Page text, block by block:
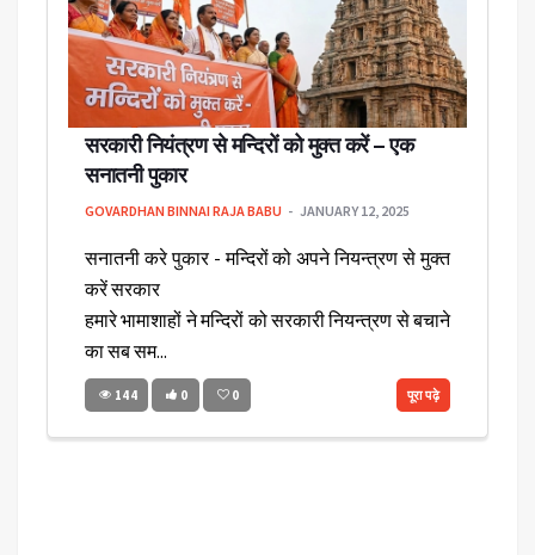
सरकारी नियंत्रण से मन्दिरों को मुक्त करें – एक
सनातनी पुकार
GOVARDHAN BINNAI RAJA BABU JANUARY 12, 2025
सनातनी करे पुकार - मन्दिरों को अपने नियन्त्रण से मुक्त
करें सरकार
हमारे भामाशाहों ने मन्दिरों को सरकारी नियन्त्रण से बचाने
का सब सम...
144 0 0 पूरा पढ़े